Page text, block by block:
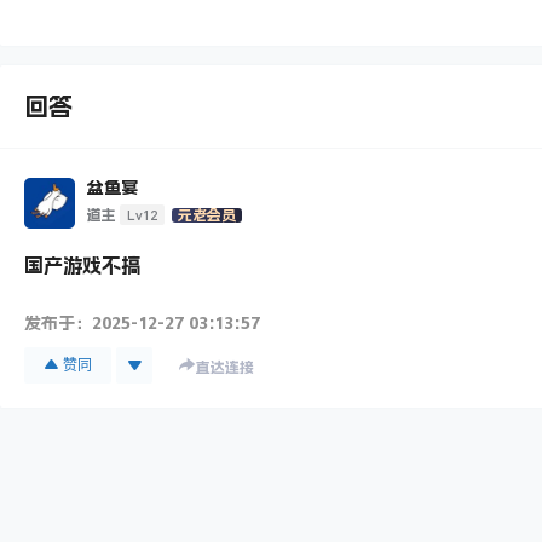
回答
盆鱼宴
道主 Lv12 元老会员
国产游戏不搞
发布于： 2025-12-27 03:13:57
赞同 直达连接